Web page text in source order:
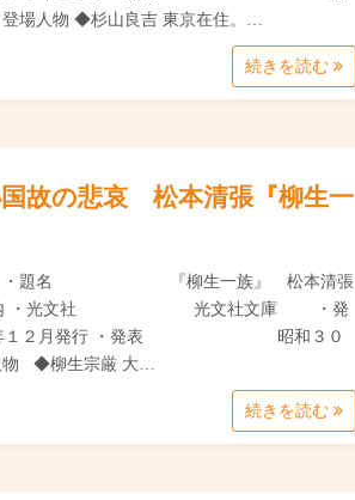
場人物 ◆杉山良吉 東京在住。…
続きを読む
故の悲哀 松本清張『柳生一
ズ ・題名 『柳生一族』 松本清張
】内 ・光文社 光文社文庫 ・発
月発行 ・発表 昭和３０
物 ◆柳生宗厳 大…
続きを読む